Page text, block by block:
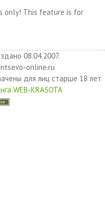
only! This feature is for
08.04.2007.
online.ru
для лиц старше 18 лет
WEB-KRASOTA